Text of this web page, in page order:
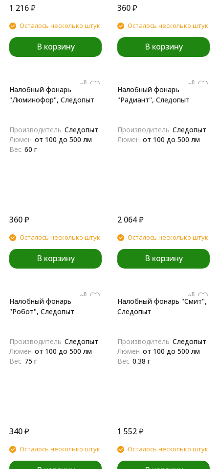
1 216₽
Осталось несколько штук
В корзину
360₽
Осталось несколько штук
В корзину
Налобный фонарь
"Люминофор", Следопыт
Производитель Следопыт
Люмен от 100 до 500 лм
Вес 60 г
360₽
Осталось несколько штук
В корзину
Налобный фонарь
"Радиант", Следопыт
Производитель Следопыт
Люмен от 100 до 500 лм
2 064₽
Осталось несколько штук
В корзину
Налобный фонарь
"Робот", Следопыт
Производитель Следопыт
Люмен от 100 до 500 лм
Вес 75 г
340₽
Осталось несколько штук
Налобный фонарь "Смит",
Следопыт
Производитель Следопыт
Люмен от 100 до 500 лм
Вес 0.38 г
1 552₽
Осталось несколько штук